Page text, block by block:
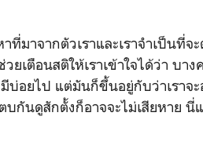
าจากตัวเราและเราจำเป็นที่จะ
เตือนสติให้เราเข้าใจได้ว่า บาง
บ่อยไป แต่มันก็ขึ้นอยู่กับว่าเราจ
กันดูสักตั้งก็อาจจะไม่เสียหาย นี่